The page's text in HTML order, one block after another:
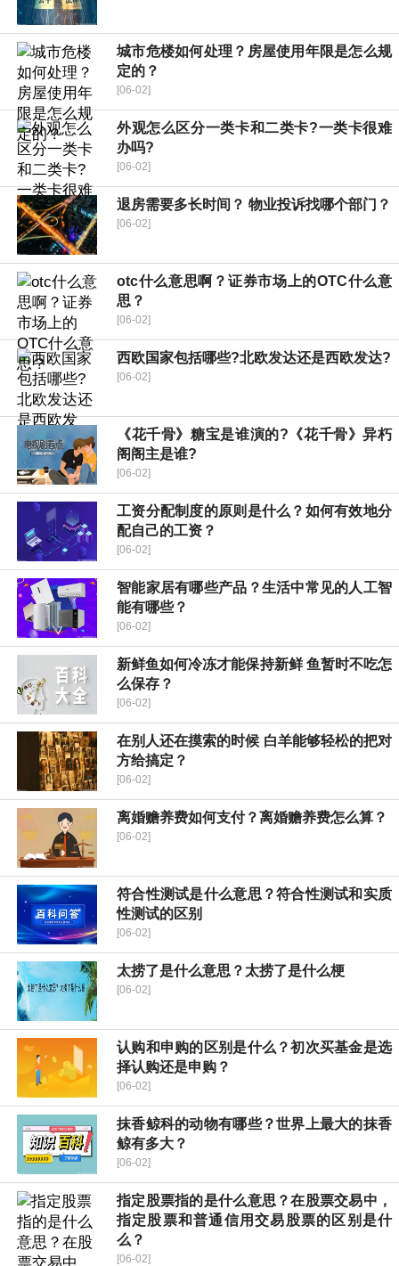
城市危楼如何处理？房屋使用年限是怎么规
定的？
[06-02]
外观怎么区分一类卡和二类卡?一类卡很难
办吗?
[06-02]
退房需要多长时间？ 物业投诉找哪个部门？
[06-02]
otc什么意思啊？证券市场上的OTC什么意
思？
[06-02]
西欧国家包括哪些?北欧发达还是西欧发达?
[06-02]
《花千骨》糖宝是谁演的?《花千骨》异朽
阁阁主是谁?
[06-02]
工资分配制度的原则是什么？如何有效地分
配自己的工资？
[06-02]
智能家居有哪些产品？生活中常见的人工智
能有哪些？
[06-02]
新鲜鱼如何冷冻才能保持新鲜 鱼暂时不吃怎
么保存？
[06-02]
在别人还在摸索的时候 白羊能够轻松的把对
方给搞定？
[06-02]
离婚赡养费如何支付？离婚赡养费怎么算？
[06-02]
符合性测试是什么意思？符合性测试和实质
性测试的区别
[06-02]
太捞了是什么意思？太捞了是什么梗
[06-02]
认购和申购的区别是什么？初次买基金是选
择认购还是申购？
[06-02]
抹香鲸科的动物有哪些？世界上最大的抹香
鲸有多大？
[06-02]
指定股票指的是什么意思？在股票交易中，
指定股票和普通信用交易股票的区别是什
么？
[06-02]